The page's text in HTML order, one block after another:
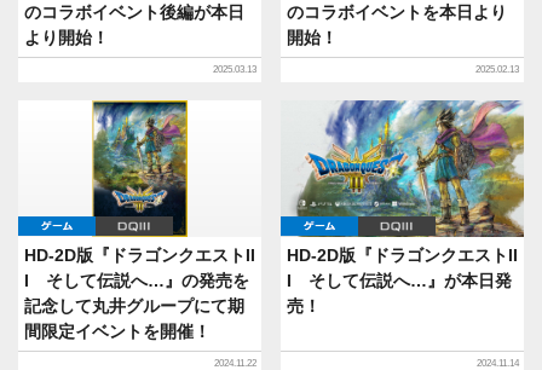
のコラボイベント後編が本日
より開始！
2025.03.13
のコラボイベントを本日より
開始！
2025.02.13
ゲーム DQIII
HD-2D版『ドラゴンクエストII
I そして伝説へ…』の発売を
記念して丸井グループにて期
間限定イベントを開催！
2024.11.22
ゲーム DQIII
HD-2D版『ドラゴンクエストII
I そして伝説へ…』が本日発
売！
2024.11.14